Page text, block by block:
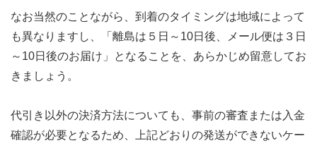
なお当然のことながら、到着のタイミングは地域によって
も異なりますし、「離島は５日～10日後、メール便は３日
～10日後のお届け」となることを、あらかじめ留意してお
きましょう。
代引き以外の決済方法についても、事前の審査または入金
確認が必要となるため、上記どおりの発送ができないケー